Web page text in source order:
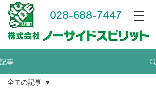
028-688-7447
記事
全ての記事